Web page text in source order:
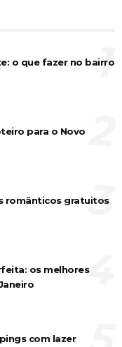
o que fazer no bairro
1
para o Novo
românticos gratuitos
3
os melhores
4
com lazer